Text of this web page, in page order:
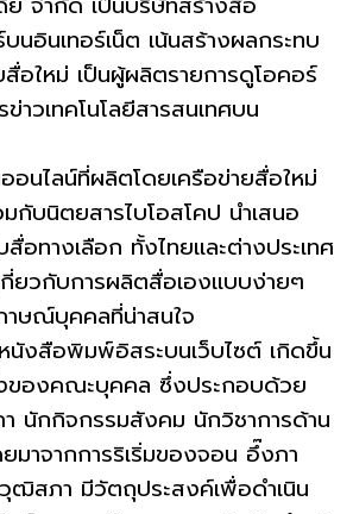
นอินเทอร์เน็ต เน้นสร้างผลกระทบ
อใหม่ เป็นผู้ผลิตรายการดูโอคอร์
ข่าวเทคโนโลยีสารสนเทศบน
อนไลน์ที่ผลิตโดยเครือข่ายสื่อใหม่
กับนิตยสารไบโอสโคป นำเสนอ
สื่อทางเลือก ทั้งไทยและต่างประเทศ
กี่ยวกับการผลิตสื่อเองแบบง่ายๆ
าษณ์บุคคลที่น่าสนใจ
หนังสือพิมพ์อิสระบนเว็บไซต์ เกิดขึ้น
ของคณะบุคคล ซึ่งประกอบด้วย
นักกิจกรรมสังคม นักวิชาการด้าน
มาจากการริเริ่มของจอน อึ๊งภา
สภา มีวัตถุประสงค์เพื่อดำเนิน